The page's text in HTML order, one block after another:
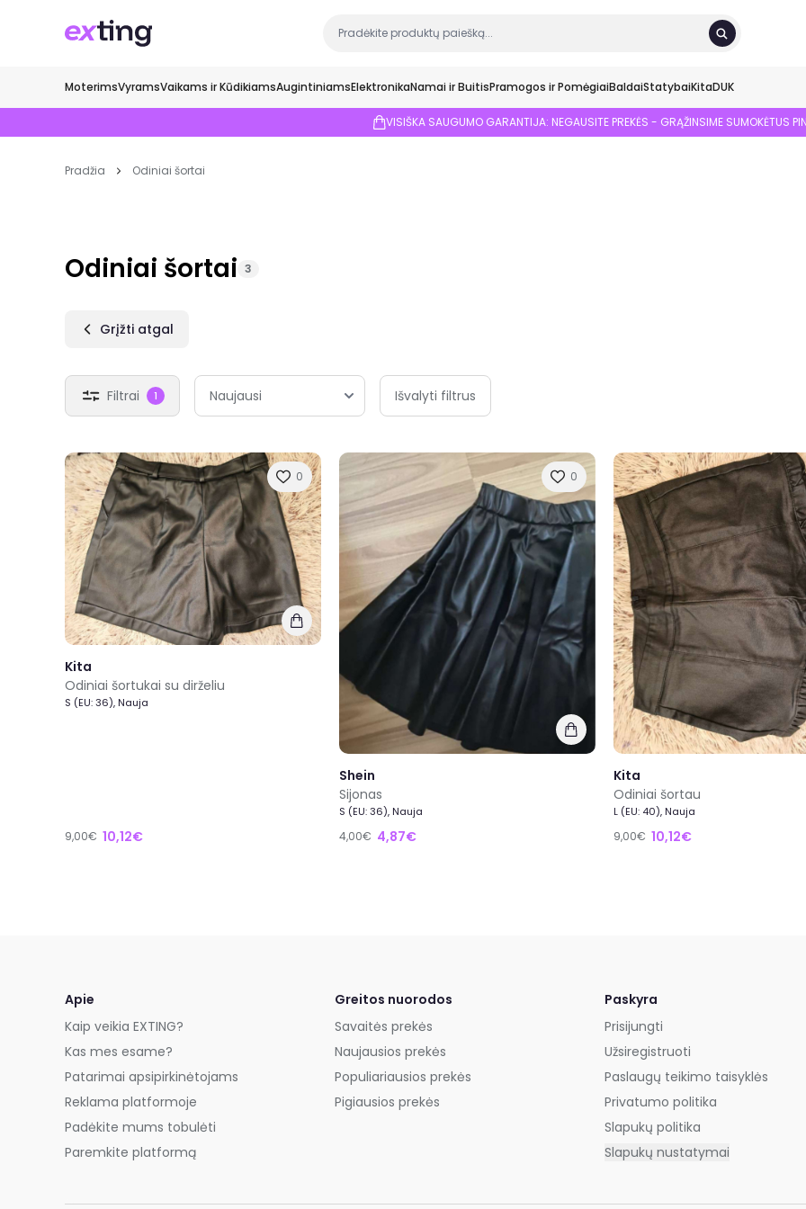
MoterimsVyramsVaikams ir KūdikiamsAugintiniamsElektronikaNamai ir BuitisPramogos ir PomėgiaiBaldaiStatybaiKitaDUK
VISIŠKA SAUGUMO GARANTIJA: NEGAUSITE PREKĖS - GRĄŽINSIME SUMOKĖTUS
Pradžia Odiniai šortai
Odiniai šortai 3
Grįžti atgal
Filtrai 1 Išvalyti filtrus
0
Kita
Odiniai šortukai su dirželiu
S (EU: 36), Nauja
9,00€ 10,12€
0
Shein
Sijonas
S (EU: 36), Nauja
4,00€ 4,87€
Kita
Odiniai šortau
L (EU: 40), Nauja
9,00€ 10,12€
Apie
Kaip veikia EXTING?
Kas mes esame?
Patarimai apsipirkinėtojams
Reklama platformoje
Padėkite mums tobulėti
Paremkite platformą
Greitos nuorodos
Savaitės prekės
Naujausios prekės
Populiariausios prekės
Pigiausios prekės
Paskyra
Prisijungti
Užsiregistruoti
Paslaugų teikimo taisyklės
Privatumo politika
Slapukų politika
Slapukų nustatymai